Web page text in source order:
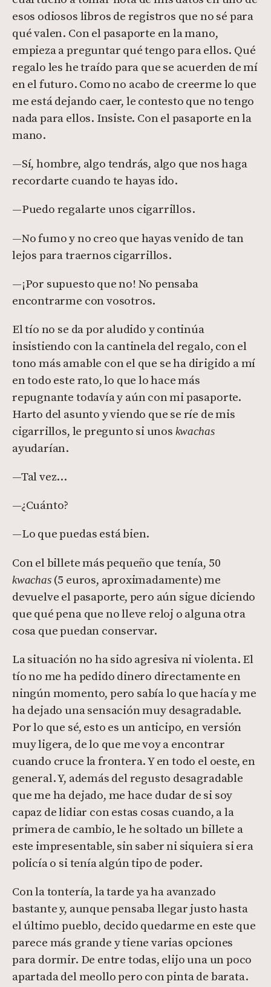
esos odiosos libros de registros que no sé para
qué valen. Con el pasaporte en la mano,
empieza a preguntar qué tengo para ellos. Qué
regalo les he traído para que se acuerden de mí
en el futuro. Como no acabo de creerme lo que
me está dejando caer, le contesto que no tengo
nada para ellos. Insiste. Con el pasaporte en la
mano.
—Sí, hombre, algo tendrás, algo que nos haga
recordarte cuando te hayas ido.
—Puedo regalarte unos cigarrillos.
—No fumo y no creo que hayas venido de tan
lejos para traernos cigarrillos.
—¡Por supuesto que no! No pensaba
encontrarme con vosotros.
El tío no se da por aludido y continúa
insistiendo con la cantinela del regalo, con el
tono más amable con el que se ha dirigido a mí
en todo este rato, lo que lo hace más
repugnante todavía y aún con mi pasaporte.
Harto del asunto y viendo que se ríe de mis
cigarrillos, le pregunto si unos kwachas
ayudarían.
—Tal vez…
—¿Cuánto?
—Lo que puedas está bien.
Con el billete más pequeño que tenía, 50
kwachas(5 euros, aproximadamente) me
devuelve el pasaporte, pero aún sigue diciendo
que qué pena que no lleve reloj o alguna otra
cosa que puedan conservar.
La situación no ha sido agresiva ni violenta. El
tío no me ha pedido dinero directamente en
ningún momento, pero sabía lo que hacía y me
ha dejado una sensación muy desagradable.
Por lo que sé, esto es un anticipo, en versión
muy ligera, de lo que me voy a encontrar
cuando cruce la frontera. Y en todo el oeste, en
general. Y, además del regusto desagradable
que me ha dejado, me hace dudar de si soy
capaz de lidiar con estas cosas cuando, a la
primera de cambio, le he soltado un billete a
este impresentable, sin saber ni siquiera si era
policía o si tenía algún tipo de poder.
Con la tontería, la tarde ya ha avanzado
bastante y, aunque pensaba llegar justo hasta
el último pueblo, decido quedarme en este que
parece más grande y tiene varias opciones
para dormir. De entre todas, elijo una un poco
apartada del meollo pero con pinta de barata.